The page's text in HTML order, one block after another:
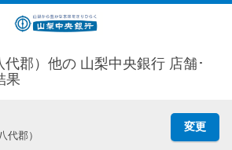
郡）他の 山梨中央銀行 店舗･
果
代郡）
変更